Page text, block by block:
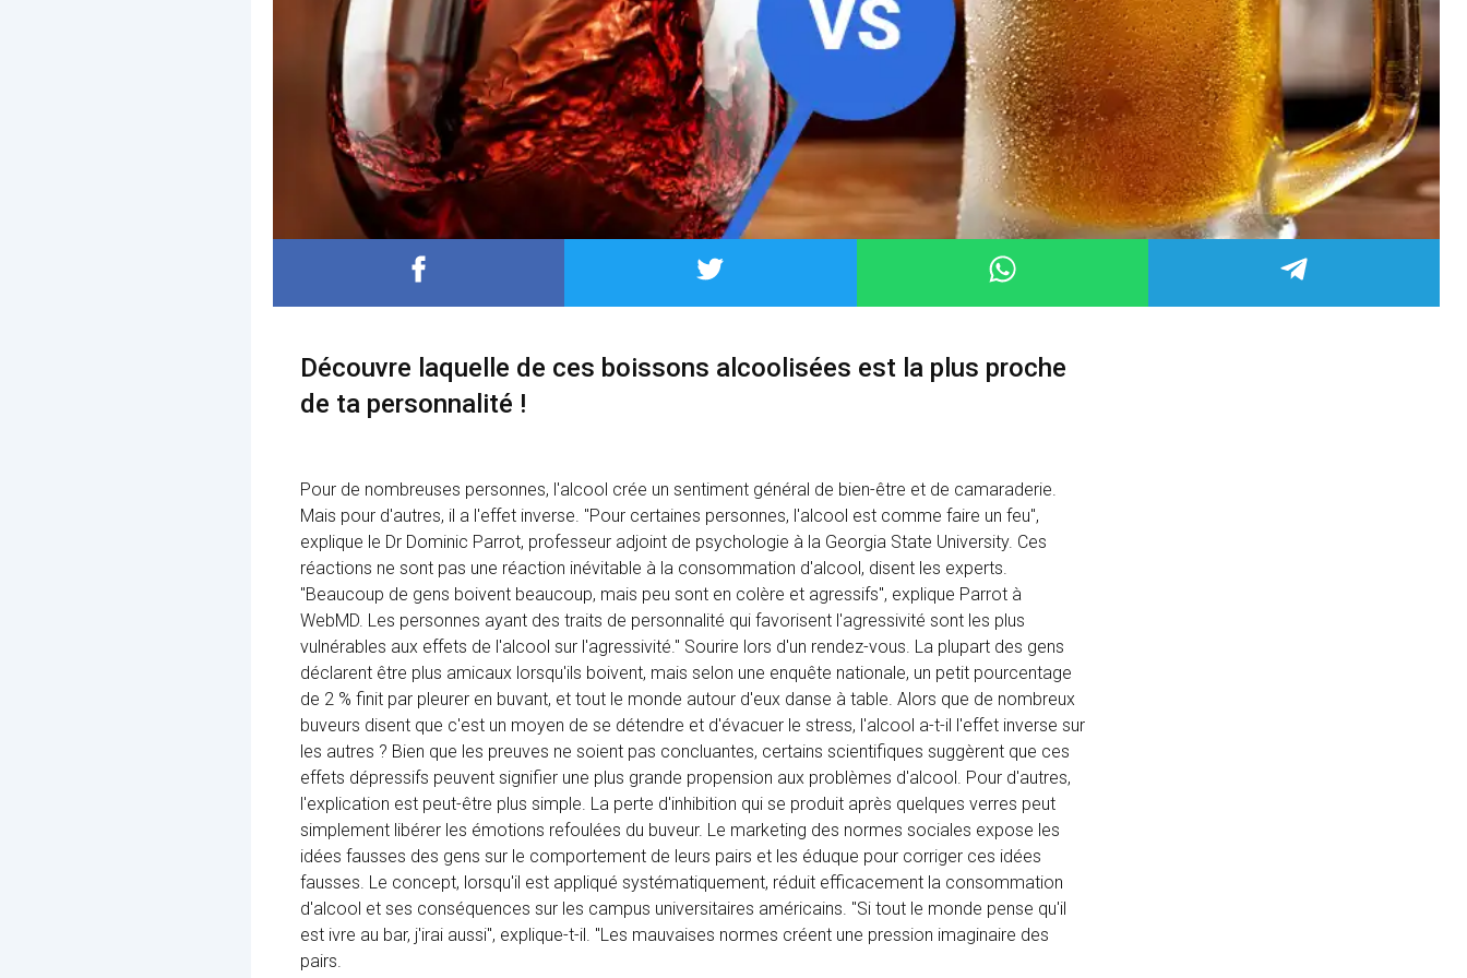
Découvre laquelle de ces boissons alcoolisées est la plus proche
de ta personnalité !
Pour de nombreuses personnes, l'alcool crée un sentiment général de bien-être et de camaraderie.
Mais pour d'autres, il a l'effet inverse. "Pour certaines personnes, l'alcool est comme faire un feu",
explique le Dr Dominic Parrot, professeur adjoint de psychologie à la Georgia State University. Ces
réactions ne sont pas une réaction inévitable à la consommation d'alcool, disent les experts.
"Beaucoup de gens boivent beaucoup, mais peu sont en colère et agressifs", explique Parrot à
WebMD. Les personnes ayant des traits de personnalité qui favorisent l'agressivité sont les plus
vulnérables aux effets de l'alcool sur l'agressivité." Sourire lors d'un rendez-vous. La plupart des gens
déclarent être plus amicaux lorsqu'ils boivent, mais selon une enquête nationale, un petit pourcentage
de 2 % finit par pleurer en buvant, et tout le monde autour d'eux danse à table. Alors que de nombreux
buveurs disent que c'est un moyen de se détendre et d'évacuer le stress, l'alcool a-t-il l'effet inverse sur
les autres ? Bien que les preuves ne soient pas concluantes, certains scientifiques suggèrent que ces
effets dépressifs peuvent signifier une plus grande propension aux problèmes d'alcool. Pour d'autres,
l'explication est peut-être plus simple. La perte d'inhibition qui se produit après quelques verres peut
simplement libérer les émotions refoulées du buveur. Le marketing des normes sociales expose les
idées fausses des gens sur le comportement de leurs pairs et les éduque pour corriger ces idées
fausses. Le concept, lorsqu'il est appliqué systématiquement, réduit efficacement la consommation
d'alcool et ses conséquences sur les campus universitaires américains. "Si tout le monde pense qu'il
est ivre au bar, j'irai aussi", explique-t-il. "Les mauvaises normes créent une pression imaginaire des
pairs.